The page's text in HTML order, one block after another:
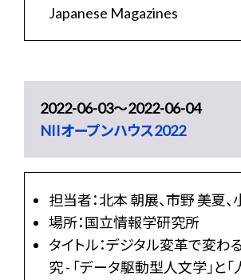
Japanese Magazines
2022-06-03〜2022-06-04
NIIオープンハウス2022
担当者：北本 朝展、市野 美夏、
場所：国立情報学研究所
タイトル：デジタル変革で変わ
究 - 「データ駆動型人文学」と